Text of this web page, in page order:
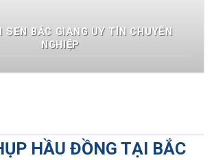
SEN BẮC GIANG UY TÍN CHUYÊN
NGHIỆP
HẦU ĐỒNG TẠI BẮC